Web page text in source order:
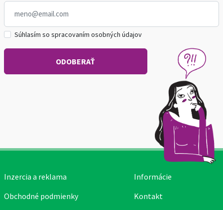
Súhlasím so spracovaním osobných údajov
Inzercia a reklama
Obchodné podmienky
Informácie
Kontakt